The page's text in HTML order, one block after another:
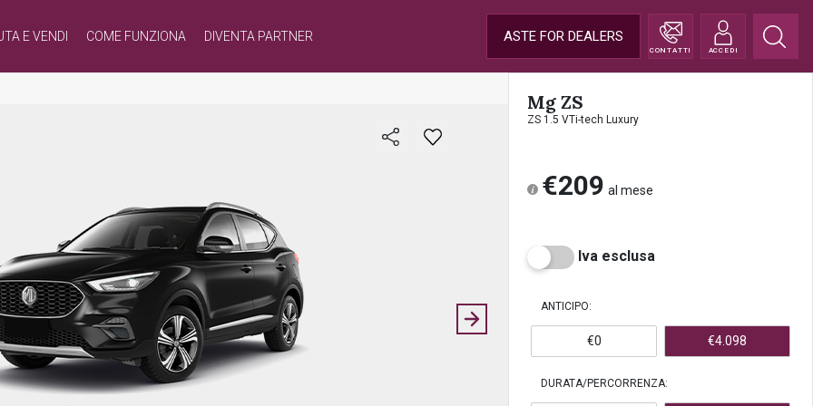
E VENDI COME FUNZIONA DIVENTA PARTNER ASTE FOR DEALERS
CONTATTI ACCEDI
Mg ZS
ZS 1.5 VTi-tech Luxury
€209 al mese
Iva esclusa
ANTICIPO:
€0 €4.098
DURATA/PERCORRENZA: